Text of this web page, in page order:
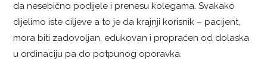
da nesebično podijele i prenesu kolegama. Svakako
dijelimo iste ciljeve a to je da krajnji korisnik – pacijent,
mora biti zadovoljan, edukovan i propraćen od dolaska
u ordinaciju pa do potpunog oporavka.